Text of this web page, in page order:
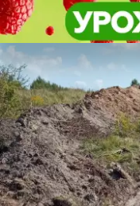
В
Общество В
Общество
по
валют